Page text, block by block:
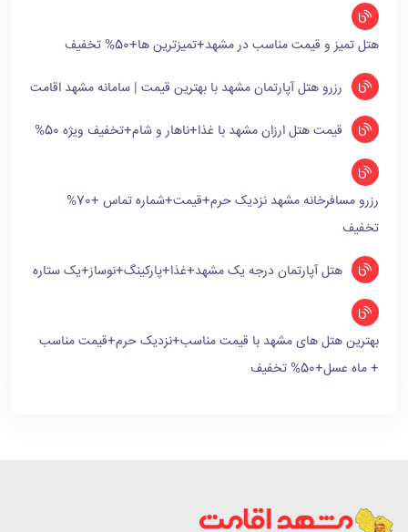
هتل تمیز و قیمت مناسب در مشهد+تمیزترین ها+50% تخفیف
رزرو هتل آپارتمان مشهد با بهترین قیمت | سامانه مشهد اقامت
قیمت هتل ارزان مشهد با غذا+ناهار و شام+تخفیف ویژه 50%
رزرو مسافرخانه مشهد نزدیک حرم+قیمت+شماره تماس +70%
تخفیف
هتل آپارتمان درجه یک مشهد+غذا+پارکینگ+نوساز+یک ستاره
بهترین هتل های مشهد با قیمت مناسب+نزدیک حرم+قیمت مناسب
+ ماه عسل+50% تخفیف